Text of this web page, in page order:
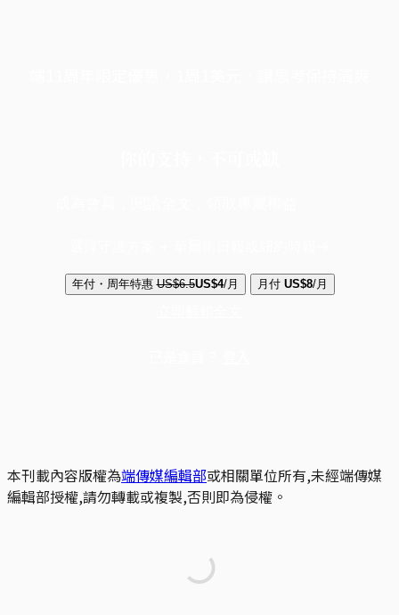
年付・周年特惠 US$6.5US$4/月 月付 US$8/月
本刊載內容版權為端傳媒編輯部或相關單位所有,未經端傳媒
編輯部授權,請勿轉載或複製,否則即為侵權。